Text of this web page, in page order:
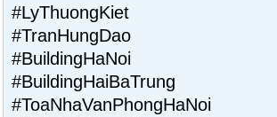
#LyThuongKiet
#TranHungDao
#BuildingHaNoi
#BuildingHaiBaTrung
#ToaNhaVanPhongHaNoi